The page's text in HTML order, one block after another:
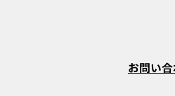
お問い合